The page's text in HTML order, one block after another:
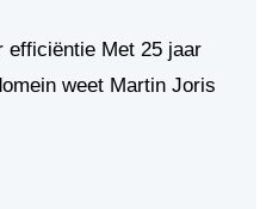
efficiëntie Met 25 jaar
weet Martin Joris